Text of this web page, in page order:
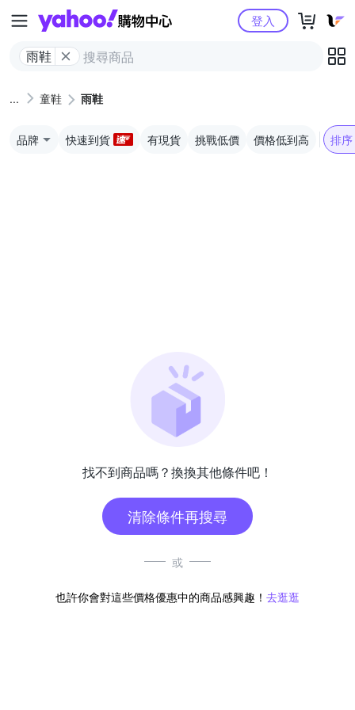
Yahoo購物中心
雨鞋
登入
童鞋 雨鞋
品牌 快速到貨 有現貨 挑戰低價 價格低到高 排序
找不到商品嗎？換換其他條件吧！
清除條件再搜尋
或
也許你會對這些價格優惠中的商品感興趣！ 去逛逛